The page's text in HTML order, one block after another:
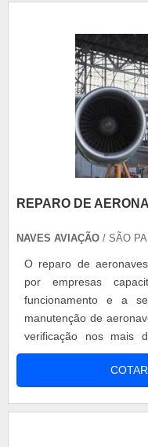
segurança .
REPARO DE
NAVES AVIAÇÃO / SÃO
O reparo de
por empresas
funcionamento e a
manutenção de
verificação nos mais
recuperação da
reparo de aviões é
empresas que